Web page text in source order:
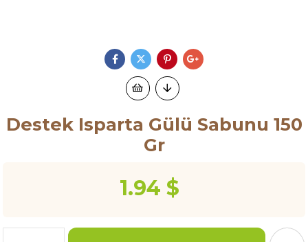
Destek Isparta Gülü Sabunu 150
Gr
1.94 $